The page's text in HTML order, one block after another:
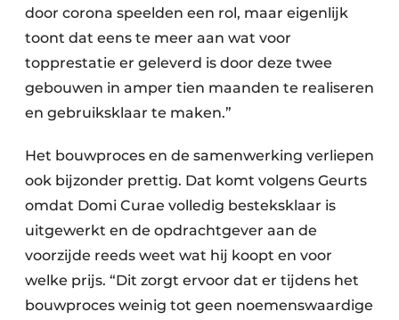
door corona speelden een rol, maar eigenlijk
toont dat eens te meer aan wat voor
topprestatie er geleverd is door deze twee
gebouwen in amper tien maanden te realiseren
en gebruiksklaar te maken.”
Het bouwproces en de samenwerking verliepen
ook bijzonder prettig. Dat komt volgens Geurts
omdat Domi Curae volledig besteksklaar is
uitgewerkt en de opdrachtgever aan de
voorzijde reeds weet wat hij koopt en voor
welke prijs. “Dit zorgt ervoor dat er tijdens het
bouwproces weinig tot geen noemenswaardige